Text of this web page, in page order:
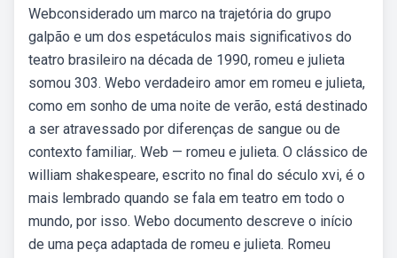
Webconsiderado um marco na trajetória do grupo
galpão e um dos espetáculos mais significativos do
teatro brasileiro na década de 1990, romeu e julieta
somou 303. Webo verdadeiro amor em romeu e julieta,
como em sonho de uma noite de verão, está destinado
a ser atravessado por diferenças de sangue ou de
contexto familiar,. Web — romeu e julieta. O clássico de
william shakespeare, escrito no final do século xvi, é o
mais lembrado quando se fala em teatro em todo o
mundo, por isso. Webo documento descreve o início
de uma peça adaptada de romeu e julieta. Romeu